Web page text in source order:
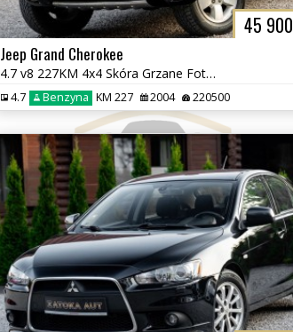
45 900
Jeep Grand Cherokee
4.7 v8 227KM 4x4 Skóra Grzane Fot Tempomat Klima Skóra Zadbany BEZ RDZ
4.7 Benzyna KM 227 2004 220500